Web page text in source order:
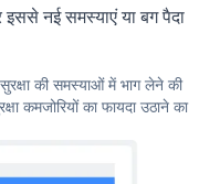
नई समस्याएं या बग पैदा
की समस्याओं में भाग लेने की
कमजोरियों का फायदा उठाने का